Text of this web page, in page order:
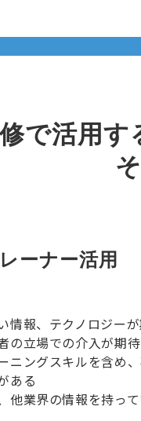
で活用す
ーナー活用
情報、テクノロジー
の立場での介入が期
ニングスキルを含め
ある
他業界の情報を持っ